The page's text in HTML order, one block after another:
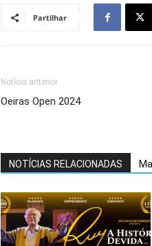
Partilhar
Notícia anterior
Oeiras Open 2024
NOTÍCIAS RELACIONADAS